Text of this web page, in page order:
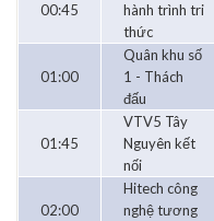
00:45
hành trình tri
thức
01:00
Quân khu số
1 - Thách
đấu
01:45
VTV5 Tây
Nguyên kết
nối
02:00
Hitech công
nghệ tương